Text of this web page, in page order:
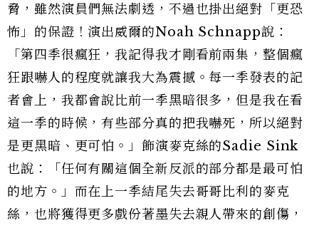
脅，雖然演員們無法劇透，不過也掛出絕對「更恐
怖」的保證！演出威爾的Noah Schnapp說：
「第四季很瘋狂，我記得我才剛看前兩集，整個瘋
狂跟嚇人的程度就讓我大為震撼。每一季發表的記
者會上，我都會說比前一季黑暗很多，但是我在看
這一季的時候，有些部分真的把我嚇死，所以絕對
是更黑暗、更可怕。」飾演麥克絲的Sadie Sink
也說：「任何有關這個全新反派的部分都是最可怕
的地方。」而在上一季結尾失去哥哥比利的麥克
絲，也將獲得更多戲份著墨失去親人帶來的創傷，